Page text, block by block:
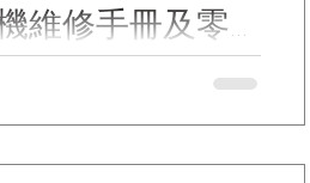
維修手冊及零
1270 BABX
推土鏟(2)
Department, Maintenance
& TM5-1270